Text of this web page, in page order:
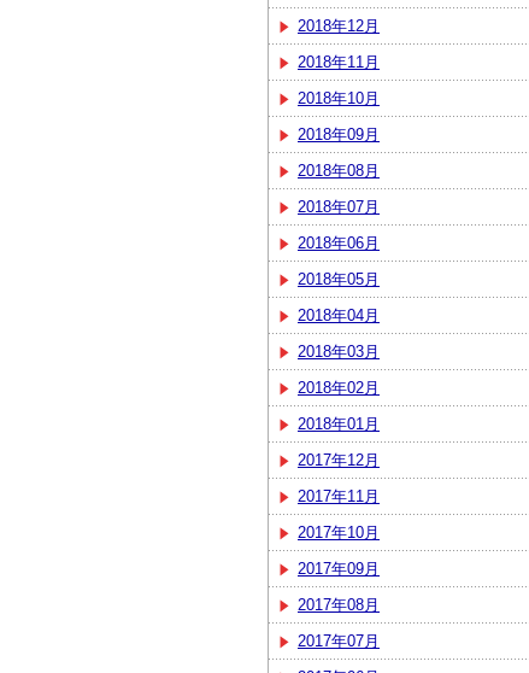
2018年12月
2018年11月
2018年10月
2018年09月
2018年08月
2018年07月
2018年06月
2018年05月
2018年04月
2018年03月
2018年02月
2018年01月
2017年12月
2017年11月
2017年10月
2017年09月
2017年08月
2017年07月